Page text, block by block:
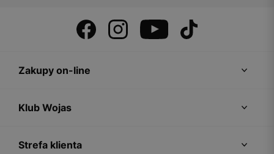
Zakupy on-line
Klub Wojas
Strefa klienta